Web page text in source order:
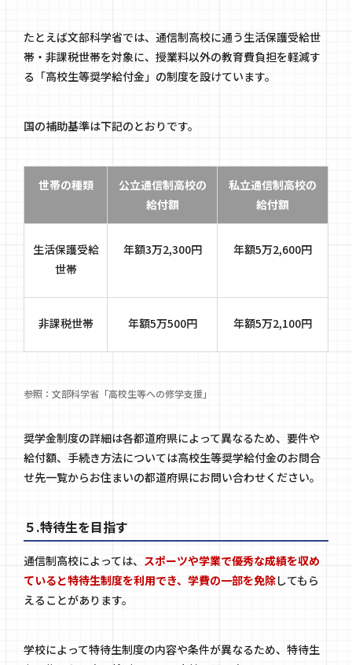
たとえば文部科学省では、通信制高校に通う生活保護受給世
帯・非課税世帯を対象に、授業料以外の教育費負担を軽減す
る「高校生等奨学給付金」の制度を設けています。
国の補助基準は下記のとおりです。
世帯の種類
公立通信制高校の
給付額
私立通信制高校の
給付額
生活保護受給
世帯
年額3万2,300円 年額5万2,600円
非課税世帯 年額5万500円 年額5万2,100円
参照：文部科学省「高校生等への修学支援 」
奨学金制度の詳細は各都道府県によって異なるため、要件や
給付額、手続き方法については高校生等奨学給付金のお問合
せ先一覧からお住まいの都道府県にお問い合わせください。
５.特待生を目指す
通信制高校によっては、 スポーツや学業で優秀な成績を収め
ていると特待生制度を利用でき、学費の一部を免除してもら
えることがあります。
学校によって特待生制度の内容や条件が異なるため、特待生